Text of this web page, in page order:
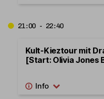
21:00 - 22:40
Kult-Kieztour mit
[Start: Olivia Jones